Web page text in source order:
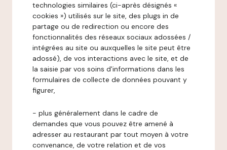
technologies similaires (ci-après désignés «
cookies ») utilisés sur le site, des plugs in de
partage ou de redirection ou encore des
fonctionnalités des réseaux sociaux adossées /
intégrées au site ou auxquelles le site peut être
adossé), de vos interactions avec le site, et de
la saisie par vos soins d'informations dans les
formulaires de collecte de données pouvant y
figurer,
- plus généralement dans le cadre de
demandes que vous pouvez être amené à
adresser au restaurant par tout moyen à votre
convenance, de votre relation et de vos